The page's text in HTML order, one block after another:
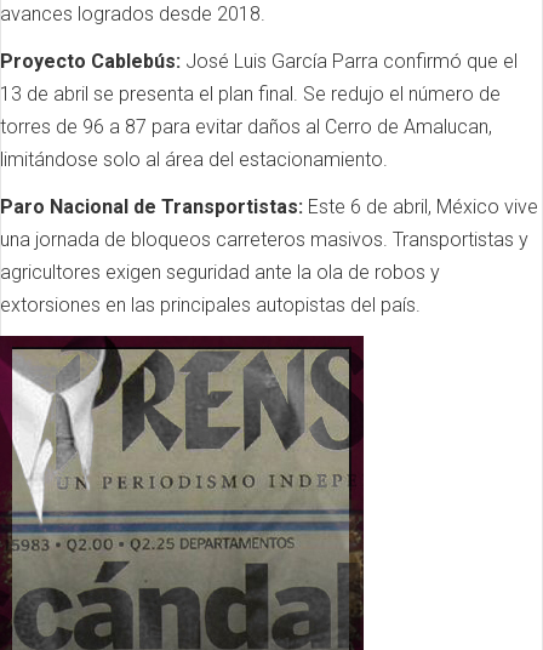
avances logrados desde 2018.
Proyecto Cablebús: José Luis García Parra confirmó que el
13 de abril se presenta el plan final. Se redujo el número de
torres de 96 a 87 para evitar daños al Cerro de Amalucan,
limitándose solo al área del estacionamiento.
Paro Nacional de Transportistas: Este 6 de abril, México vive
una jornada de bloqueos carreteros masivos. Transportistas y
agricultores exigen seguridad ante la ola de robos y
extorsiones en las principales autopistas del país.